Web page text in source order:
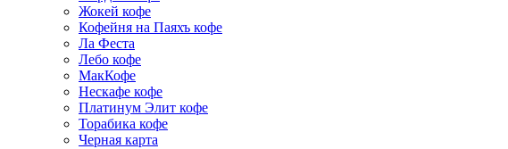
Жокей кофе
Кофейня на Паяхъ кофе
Ла Феста
Лебо кофе
МакКофе
Нескафе кофе
Платинум Элит кофе
Торабика кофе
Черная карта